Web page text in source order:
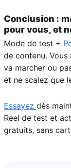
Conclusion :
pour vous, et
Mode de test +
de contenu.
va marcher ou
et ne scalez que
Essayez dès
Reel de test et
gratuits, sans